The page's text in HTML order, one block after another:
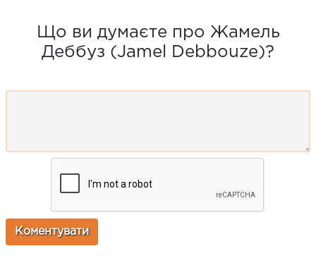
Що ви думаєте про Жамель
Деббуз (Jamel Debbouze)?